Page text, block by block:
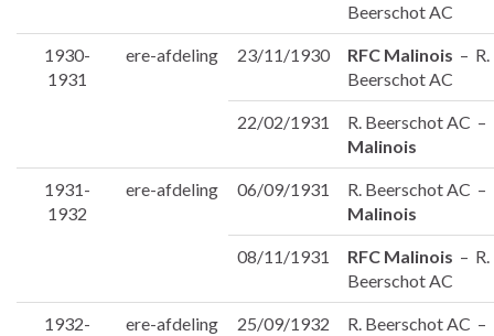
Beerschot AC
1930-
1931
ere-afdeling 23/11/1930 RFC Malinois – R.
Beerschot AC
22/02/1931 R. Beerschot AC –
Malinois
1931-
1932
ere-afdeling 06/09/1931 R. Beerschot AC –
Malinois
08/11/1931 RFC Malinois – R.
Beerschot AC
1932-
ere-afdeling 25/09/1932 R. Beerschot AC –